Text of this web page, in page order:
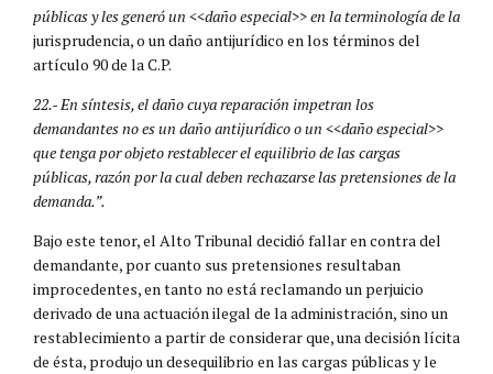
públicas y les generó un <<daño especial>> en la terminología de la
jurisprudencia, o un daño antijurídico en los términos del
artículo 90 de la C.P.
22.- En síntesis, el daño cuya reparación impetran los
demandantes no es un daño antijurídico o un <<daño especial>>
que tenga por objeto restablecer el equilibrio de las cargas
públicas, razón por la cual deben rechazarse las pretensiones de la
demanda.”.
Bajo este tenor, el Alto Tribunal decidió fallar en contra del
demandante, por cuanto sus pretensiones resultaban
improcedentes, en tanto no está reclamando un perjuicio
derivado de una actuación ilegal de la administración, sino un
restablecimiento a partir de considerar que, una decisión lícita
de ésta, produjo un desequilibrio en las cargas públicas y le